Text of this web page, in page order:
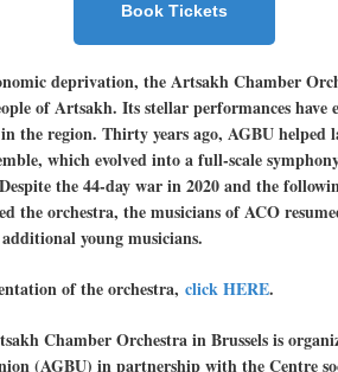
Book Tickets
deprivation, the Artsakh Chamber
of Artsakh. Its stellar performances have
the region. Thirty years ago, AGBU helped
which evolved into a full-scale
the 44-day war in 2020 and the
the orchestra, the musicians of ACO
young musicians.
of the orchestra, click HERE.
Chamber Orchestra in Brussels is
(AGBU) in partnership with the Centre